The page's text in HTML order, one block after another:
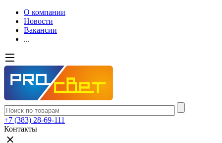
О компании
Новости
Вакансии
...
+7 (383) 28-69-111
Контакты